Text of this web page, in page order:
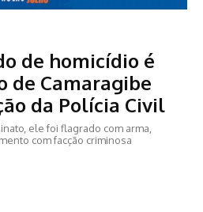
de homicídio é
de Camaragibe
da Polícia Civil
ele foi flagrado com arma,
com facção criminosa